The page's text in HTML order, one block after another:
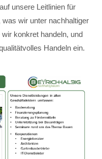
unsere Leitlinien für
wir unter nachhaltiger
konkret handeln, und
Handeln ein.